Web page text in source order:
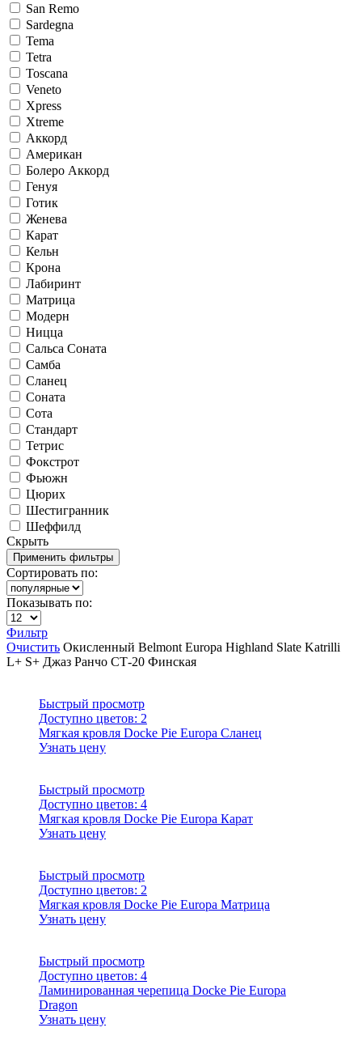
San Remo
Sardegna
Tema
Tetra
Toscana
Veneto
Xpress
Xtreme
Аккорд
Американ
Болеро Аккорд
Генуя
Готик
Женева
Карат
Кельн
Крона
Лабиринт
Матрица
Модерн
Ницца
Сальса Соната
Самба
Сланец
Соната
Сота
Стандарт
Тетрис
Фокстрот
Фьюжн
Цюрих
Шестигранник
Шеффилд
Скрыть
Сортировать по:
Показывать по:
Фильтр
Очистить Окисленный Belmont Europa Highland Slate Katrilli
L+ S+ Джаз Ранчо СТ-20 Финская
Быстрый просмотр
Доступно цветов: 2
Мягкая кровля Docke Pie Europa Сланец
Узнать цену
Быстрый просмотр
Доступно цветов: 4
Мягкая кровля Docke Pie Europa Карат
Узнать цену
Быстрый просмотр
Доступно цветов: 2
Мягкая кровля Docke Pie Europa Матрица
Узнать цену
Быстрый просмотр
Доступно цветов: 4
Ламинированная черепица Docke Pie Europa
Dragon
Узнать цену